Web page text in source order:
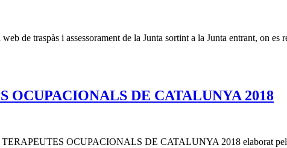
de traspàs i assessorament de la Junta sortint a la Junta entrant, on
OCUPACIONALS DE CATALUNYA 2018
OCUPACIONALS DE CATALUNYA 2018 elaborat